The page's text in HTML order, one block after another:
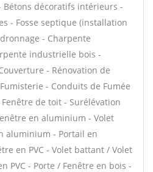
Bétons décoratifs intérieurs -
- Fosse septique (installation
- Charpente
industrielle bois -
- Rénovation de
- Conduits de Fumée
de toit - Surélévation
en aluminium - Volet
aluminium - Portail en
en PVC - Volet battant / Volet
PVC - Porte / Fenêtre en bois -